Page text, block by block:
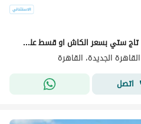
شقه للبيع في التجمع الخامس في تاج ستي بسعر الكاش او قسط علي 12 سنه دفع بدون مقدم 0% مع شركه مدينه مصر | القاهره الجديدة | taj cit
الجديدة، القاهرة
اتصل